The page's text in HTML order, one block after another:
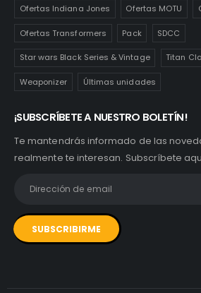
Ofertas Indiana Jones Ofertas MOTU
Ofertas Transformers Pack SDCC
Star wars Black Series & Vintage Titan
Weaponizer Últimas unidades
¡SUBSCRÍBETE A NUESTRO BOLETÍN!
Te mantendrás informado de las
realmente te interesan. Subscríbete